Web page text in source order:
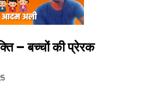
– बच्चों की प्रेरक